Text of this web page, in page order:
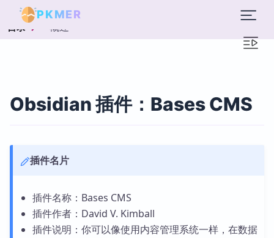
PKMER
目录 概述
Obsidian 插件：Bases CMS
插件名片
插件名称：Bases CMS
插件作者：David V. Kimball
插件说明：你可以像使用内容管理系统一样，在数据